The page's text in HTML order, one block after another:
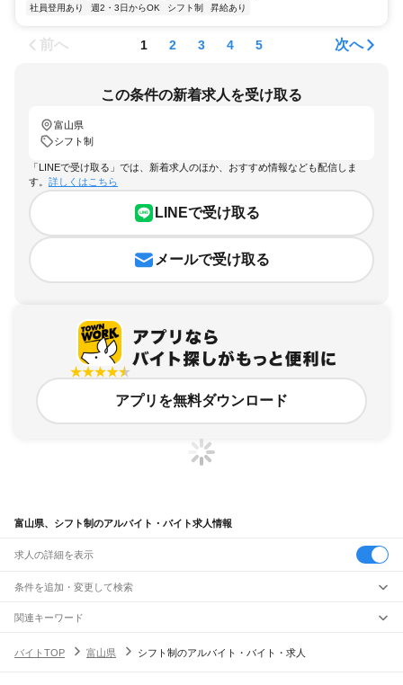
社員登用あり 週2・3日からOK シフト制 昇給あり
前へ 1 2 3 4 5 次へ
この条件の新着求人を受け取る
富山県
シフト制
「LINEで受け取る」では、新着求人のほか、おすすめ情報なども配信しま
す。 詳しくはこちら
LINEで受け取る
メールで受け取る
アプリを無料ダウンロード
富山県、シフト制のアルバイト・バイト求人情報
求人の詳細を表示
条件を追加・変更して検索
市区町村を追加・変更
富山県すべて
駅を追加・変更
関連キーワード
富山県 シフト自己申告制
バイトTOP 富山県 シフト制のアルバイト・バイト・求人